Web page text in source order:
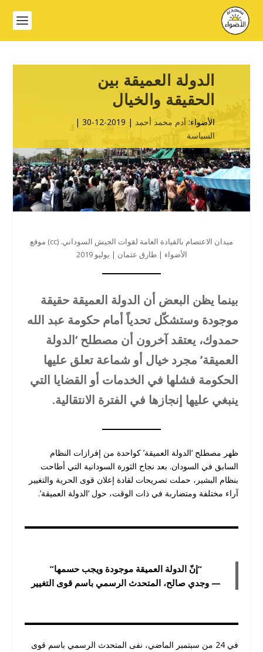
الدولة العميقة بين
الحقيقة والخيال
الأضواء:آدم محمد أحمد | 2019-12-30 |
السياسة
ميدان الاعتصام بالقيادة العامة لقوات الجيش السوداني. (cc) موقع
الأضواء | طارق عثمان | يوليو 2019
بينما يظن البعض أن الدولة العميقة حقيقة
موجودة وستشكّل تحدياً أمام حكومة عبد الله
حمدوك، يعتقد آخرون أن مصطلح ‘الدولة
العميقة’ مجرد خيال أو شماعة تعلق عليها
الحكومة فشلها في الخدمات أو القضايا التي
ينبغي عليها إنجازها في الفترة الانتقالية.
ظهر مصطلح ‘الدولة العميقة’ كواحدة من إفرازات النظام
السابق في السودان. بعد نجاح الثورة السودانية التي أطاحت
بنظام البشير، حملت تصريحات لقادة إعلان قوى الحرية والتغيير
آراء مختلفة ومتضاربة في ذات الوقت، حول ‘الدولة العميقة’.
“إنّ الدولة العميقة موجودة ويجب حسمها”
— وجدي صالح، المتحدث الرسمي باسم قوى التغيير
في 24 من سبتمبر الماضي، نفى المتحدث الرسمي باسم قوى